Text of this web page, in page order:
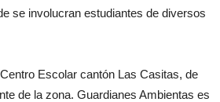
se involucran estudiantes de diversos
Escolar cantón Las Casitas, de
de la zona. Guardianes Ambientas es